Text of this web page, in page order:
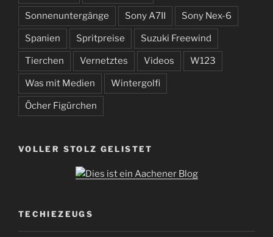
Sonnenuntergänge Sony A7II Sony Nex-6
Spanien Spritpreise Suzuki Freewind
Tierchen Vernetztes Videos W123
Was mit Medien Wintergolfi
Öcher Figürchen
VOLLER STOLZ GELISTET
TECHIEZEUGS